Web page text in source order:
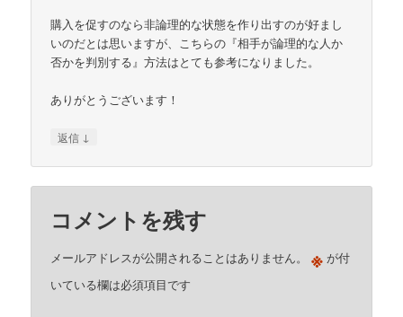
購入を促すのなら非論理的な状態を作り出すのが好まし
いのだとは思いますが、こちらの『相手が論理的な人か
否かを判別する』方法はとても参考になりました。
ありがとうございます！
返信 ↓
コメントを残す
メールアドレスが公開されることはありません。 ※ が付
いている欄は必須項目です